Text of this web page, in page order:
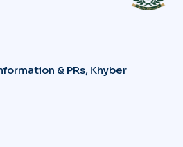
& PRs, Khyber